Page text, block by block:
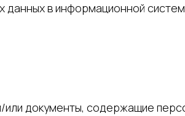
в информационной
документы, содержащие